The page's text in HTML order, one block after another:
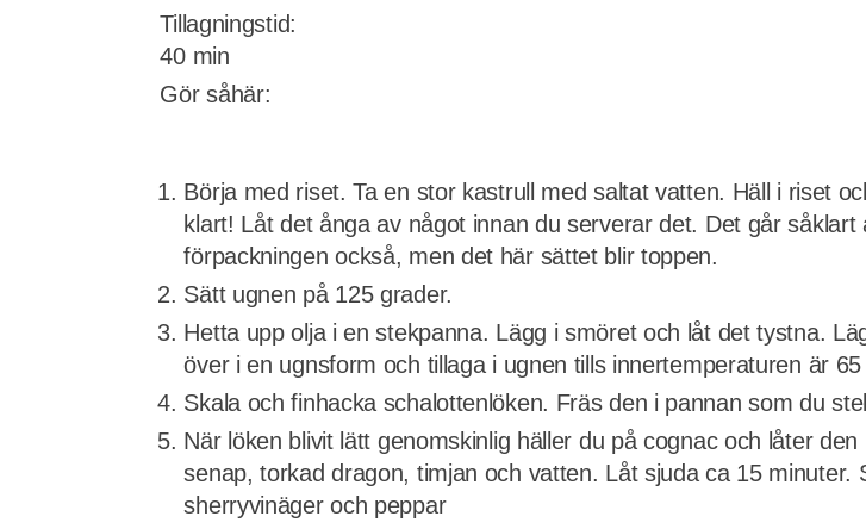
Tillagningstid:
40 min
Gör såhär:
Börja med riset. Ta en stor kastrull med saltat vatten. Häll i riset
klart! Låt det ånga av något innan du serverar det. Det går
förpackningen också, men det här sättet blir toppen.
Sätt ugnen på 125 grader.
Hetta upp olja i en stekpanna. Lägg i smöret och låt det tystna.
över i en ugnsform och tillaga i ugnen tills innertemperaturen är 65
Skala och finhacka schalottenlöken. Fräs den i pannan som du
När löken blivit lätt genomskinlig häller du på cognac och låter
senap, torkad dragon, timjan och vatten. Låt sjuda ca 15
sherryvinäger och peppar